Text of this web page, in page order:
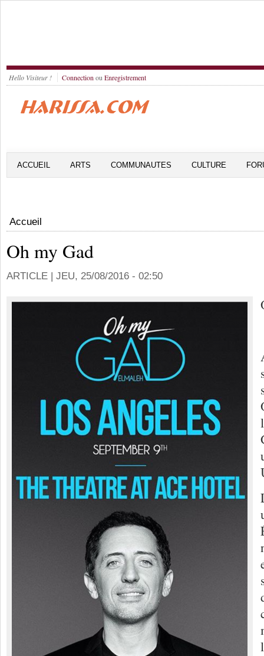
Hello Visiteur ! Connection ou Enregistrement
ACCUEIL ARTS COMMUNAUTES CULTURE
Accueil
Oh my Gad
ARTICLE | JEU, 25/08/2016 - 02:50